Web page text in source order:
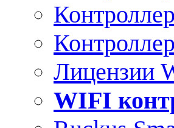
Лицензии
WIFI